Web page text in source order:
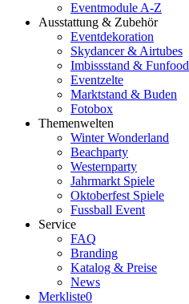
Eventmodule A-Z
Ausstattung & Zubehör
Eventdekoration
Skydancer & Airtubes
Imbissstand & Funfood
Eventzelte
Marktstand & Buden
Fotobox
Themenwelten
Winter Wonderland
Beachparty
Westernparty
Jahrmarkt Spiele
Oktoberfest Spiele
Fussball Event
Service
FAQ
Branding
Katalog & Preise
News
Merkliste0